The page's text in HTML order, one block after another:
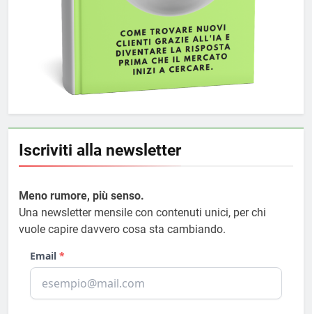
Iscriviti alla newsletter
Meno rumore, più senso.
Una newsletter mensile con contenuti unici, per chi
vuole capire davvero cosa sta cambiando.